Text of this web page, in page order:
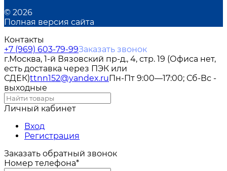
© 2026
Полная версия сайта
Контакты
+7 (969) 603-79-99Заказать звонок
г.Москва, 1-й Вязовский пр-д., 4, стр. 19 (Офиса нет,
есть доставка через ПЭК или
СДЕК)ttnn152@yandex.ruПн-Пт 9:00—17:00; Сб-Вс -
выходные
Личный кабинет
Вход
Регистрация
Заказать обратный звонок
Номер телефона*